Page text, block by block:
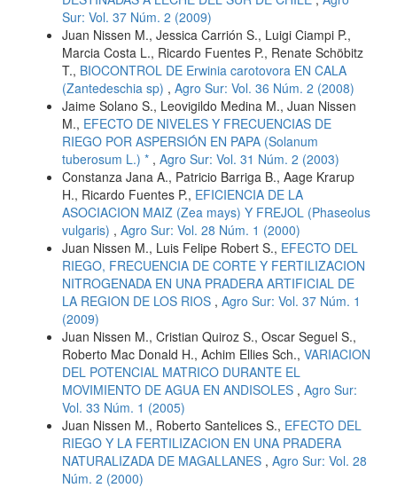
Sur: Vol. 37 Núm. 2 (2009)
Juan Nissen M., Jessica Carrión S., Luigi Ciampi P.,
Marcia Costa L., Ricardo Fuentes P., Renate Schöbitz
T., BIOCONTROL DE Erwinia carotovora EN CALA
(Zantedeschia sp) , Agro Sur: Vol. 36 Núm. 2 (2008)
Jaime Solano S., Leovigildo Medina M., Juan Nissen
M., EFECTO DE NIVELES Y FRECUENCIAS DE
RIEGO POR ASPERSIÓN EN PAPA (Solanum
tuberosum L.) * , Agro Sur: Vol. 31 Núm. 2 (2003)
Constanza Jana A., Patricio Barriga B., Aage Krarup
H., Ricardo Fuentes P., EFICIENCIA DE LA
ASOCIACION MAIZ (Zea mays) Y FREJOL (Phaseolus
vulgaris) , Agro Sur: Vol. 28 Núm. 1 (2000)
Juan Nissen M., Luis Felipe Robert S., EFECTO DEL
RIEGO, FRECUENCIA DE CORTE Y FERTILIZACION
NITROGENADA EN UNA PRADERA ARTIFICIAL DE
LA REGION DE LOS RIOS , Agro Sur: Vol. 37 Núm. 1
(2009)
Juan Nissen M., Cristian Quiroz S., Oscar Seguel S.,
Roberto Mac Donald H., Achim Ellies Sch., VARIACION
DEL POTENCIAL MATRICO DURANTE EL
MOVIMIENTO DE AGUA EN ANDISOLES , Agro Sur:
Vol. 33 Núm. 1 (2005)
Juan Nissen M., Roberto Santelices S., EFECTO DEL
RIEGO Y LA FERTILIZACION EN UNA PRADERA
NATURALIZADA DE MAGALLANES , Agro Sur: Vol. 28
Núm. 2 (2000)